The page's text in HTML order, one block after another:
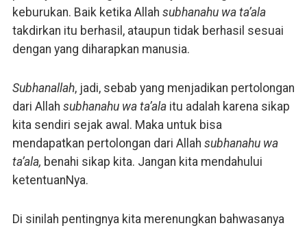
keburukan. Baik ketika Allah subhanahu wa ta’ala
takdirkan itu berhasil, ataupun tidak berhasil sesuai
dengan yang diharapkan manusia.
Subhanallah, jadi, sebab yang menjadikan pertolongan
dari Allah subhanahu wa ta’alaitu adalah karena sikap
kita sendiri sejak awal. Maka untuk bisa
mendapatkan pertolongan dari Allah subhanahu wa
ta’ala, benahi sikap kita. Jangan kita mendahului
ketentuanNya.
Di sinilah pentingnya kita merenungkan bahwasanya